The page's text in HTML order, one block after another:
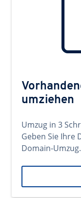
umziehen
Umzug in 3
Geben Sie Ihre
Domain-Umzug.